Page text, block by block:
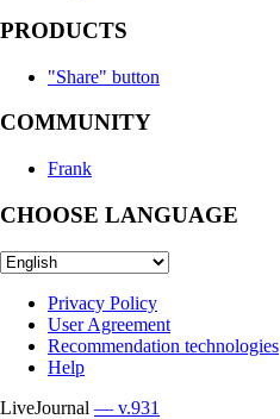
PRODUCTS
"Share" button
COMMUNITY
Frank
CHOOSE LANGUAGE
Privacy Policy
User Agreement
Recommendation technologies
Help
LiveJournal — v.931